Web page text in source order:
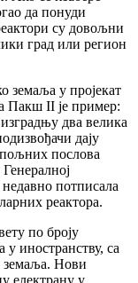
да понуди
су довољни
град или регион
земаља у пројекат
Пакш II је пример:
два велика
дају
послова
потписала
реактора.
по броју
у иностранству, са
земаља. Нови